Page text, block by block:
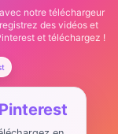
notre téléchargeur
des vidéos et
et téléchargez !